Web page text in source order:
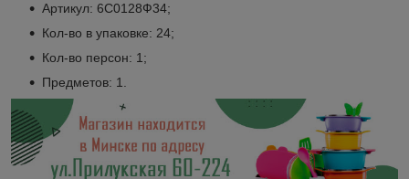
Артикул: 6С0128Ф34;
Кол-во в упаковке: 24;
Кол-во персон: 1;
Предметов: 1.